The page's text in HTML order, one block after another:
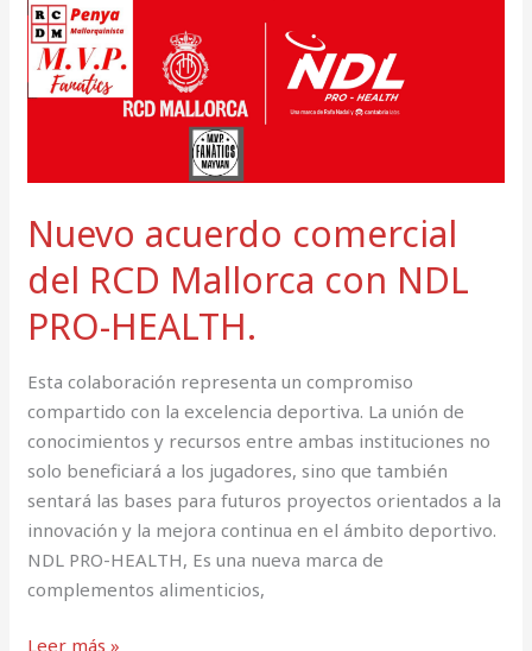
Nuevo acuerdo comercial
del RCD Mallorca con NDL
PRO-HEALTH.
Esta colaboración representa un compromiso
compartido con la excelencia deportiva. La unión de
conocimientos y recursos entre ambas instituciones no
solo beneficiará a los jugadores, sino que también
sentará las bases para futuros proyectos orientados a la
innovación y la mejora continua en el ámbito deportivo.
NDL PRO-HEALTH, Es una nueva marca de
complementos alimenticios,
del
RCD
Mallorca
con
Leer más »